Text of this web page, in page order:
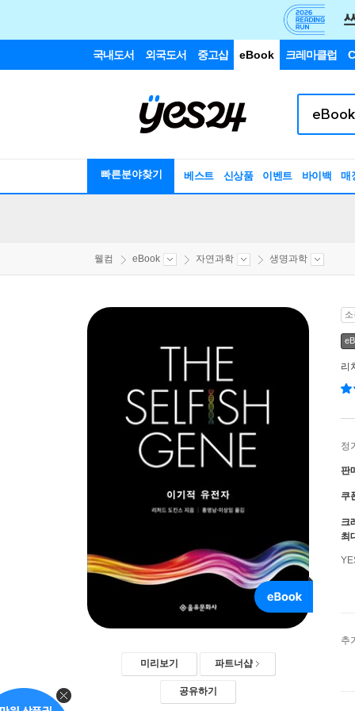
국내도서 외국도서 중고샵 eBook 크레마클럽
빠른분야찾기 베스트 신상품 이벤트 바이백 매
웰컴 eBook 자연과학 생명과학
미리보기 파트너샵
공유하기
리
정
판
쿠
크
최
추